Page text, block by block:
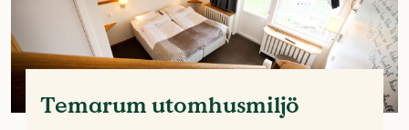
Temarum utomhusmiljö